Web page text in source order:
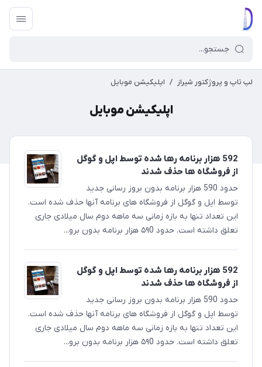
لپ تاپ و پروژکتور شیراز / اپلیکیشن موبایل
اپلیکیشن موبایل
592 هزار برنامه رها شده توسط اپل و گوگل
از فروشگاه ها حذف شدند
حدود 590 هزار برنامه بدون بروز رسانی جدید
توسط اپل و گوگل از فروشگاه های برنامه آنها حذف شده است.
این تعداد تنها به بازه زمانی سه ماهه دوم سال میلادی جاری
تعلق داشته است. حدود ۵۹0 هزار برنامه بدون برو...
592 هزار برنامه رها شده توسط اپل و گوگل
از فروشگاه ها حذف شدند
حدود 590 هزار برنامه بدون بروز رسانی جدید
توسط اپل و گوگل از فروشگاه های برنامه آنها حذف شده است.
این تعداد تنها به بازه زمانی سه ماهه دوم سال میلادی جاری
تعلق داشته است. حدود ۵۹0 هزار برنامه بدون برو...